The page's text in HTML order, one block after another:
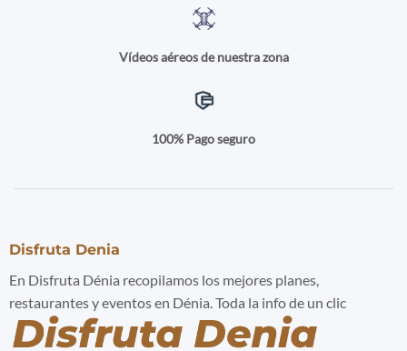
Vídeos aéreos de nuestra zona
100% Pago seguro
Disfruta Denia
En Disfruta Dénia recopilamos los mejores planes,
restaurantes y eventos en Dénia. Toda la info de un clic